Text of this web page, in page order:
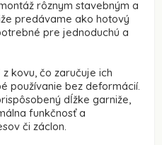
rôznym stavebným a
predávame ako hotový
pre jednoduchú a
kovu, čo zaručuje ich
používanie bez deformácií.
dĺžke garniže,
funkčnosť a
či záclon.